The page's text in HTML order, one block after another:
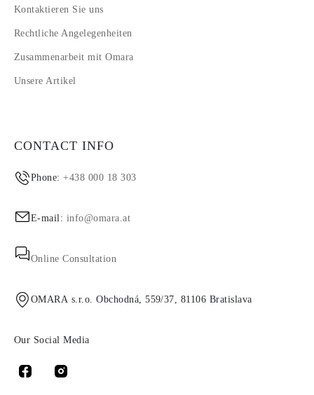
Kontaktieren Sie uns
Rechtliche Angelegenheiten
Zusammenarbeit mit Omara
Unsere Artikel
CONTACT INFO
Phone:+438 000 18 303
E-mail: info@omara.at
Online Consultation
OMARA s.r.o. Obchodná, 559/37, 81106 Bratislava
Our Social Media